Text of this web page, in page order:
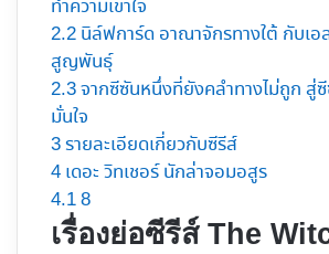
ทำความเข้าใจ
2.2 นิล์ฟการ์ด อาณาจักรทางใต้ กับเอ
สูญพันธุ์
2.3จากซีซันหนึ่งที่ยังคลำทางไม่ถูก สู่
มั่นใจ
3รายละเอียดเกี่ยวกับซีรีส์
4 เดอะ วิทเชอร์ นักล่าจอมอสูร
4.18
เรื่องย่อซีรีส์ The